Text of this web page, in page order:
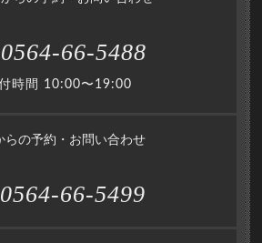
0564-66-5488
時間 10:00〜19:00
らの予約・お問い合わせ
0564-66-5499